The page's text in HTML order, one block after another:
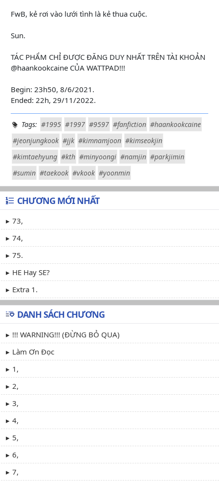
FwB, kẻ rơi vào lưới tình là kẻ thua cuộc.
Sun.
TÁC PHẨM CHỈ ĐƯỢC ĐĂNG DUY NHẤT TRÊN TÀI KHOẢN
@haankookcaine CỦA WATTPAD!!!
Begin: 23h50, 8/6/2021.
Ended: 22h, 29/11/2022.
Tags: #1995 #1997 #9597 #fanfiction #haankookcaine
#jeonjungkook #jjk #kimnamjoon #kimseokjin
#kimtaehyung #kth #minyoongi #namjin #parkjimin
#sumin #taekook #vkook #yoonmin
CHƯƠNG MỚI NHẤT
73,
74,
75.
HE Hay SE?
Extra 1.
DANH SÁCH CHƯƠNG
!!! WARNING!!! (ĐỪNG BỎ QUA)
Làm Ơn Đọc
1,
2,
3,
4,
5,
6,
7,